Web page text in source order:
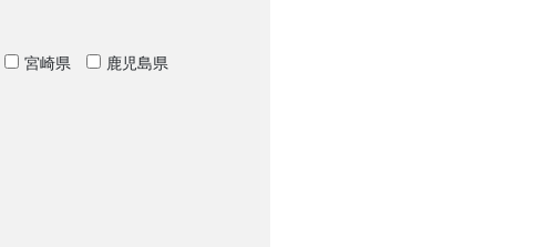
宮崎県
鹿児島県